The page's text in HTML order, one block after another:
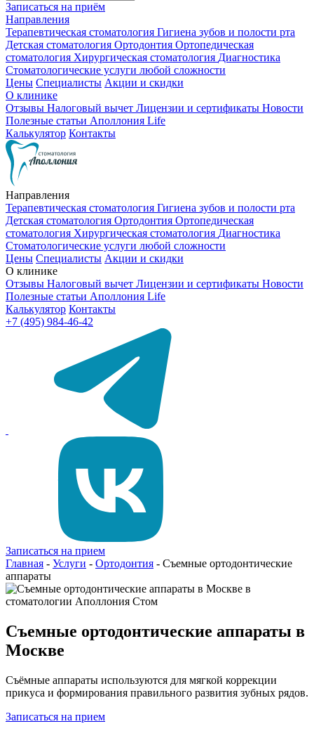
Записаться на приём
Направления
Терапевтическая стоматология Гигиена зубов и полости рта
Детская стоматология Ортодонтия Ортопедическая
стоматология Хирургическая стоматология Диагностика
Стоматологические услуги любой сложности
Цены Специалисты Акции и скидки
О клинике
Отзывы Налоговый вычет Лицензии и сертификаты Новости
Полезные статьи Аполлония Life
Калькулятор Контакты
Направления
Терапевтическая стоматология Гигиена зубов и полости рта
Детская стоматология Ортодонтия Ортопедическая
стоматология Хирургическая стоматология Диагностика
Стоматологические услуги любой сложности
Цены Специалисты Акции и скидки
О клинике
Отзывы Налоговый вычет Лицензии и сертификаты Новости
Полезные статьи Аполлония Life
Калькулятор Контакты
+7 (495) 984-46-42
Записаться на прием
Главная - Услуги - Ортодонтия - Съемные ортодонтические
аппараты
Съемные ортодонтические аппараты в
Москве
Съёмные аппараты используются для мягкой коррекции
прикуса и формирования правильного развития зубных рядов.
Записаться на прием